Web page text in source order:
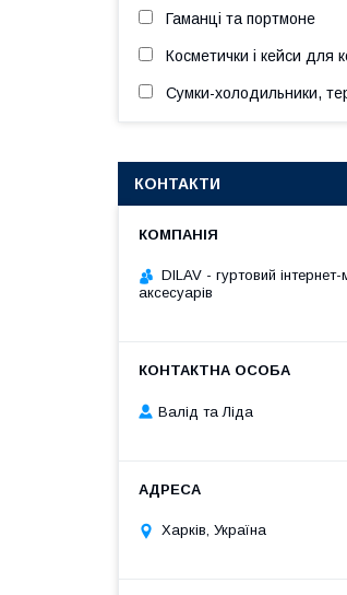
Гаманці та портмоне
Косметички і кейси для
Сумки-холодильники,
КОНТАКТИ
DILAV - гуртовий інтернет-
аксесуарів
Валід та Ліда
Харків, Україна